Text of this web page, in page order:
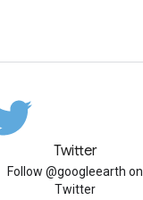
Twitter
Follow @googleearth on
Twitter